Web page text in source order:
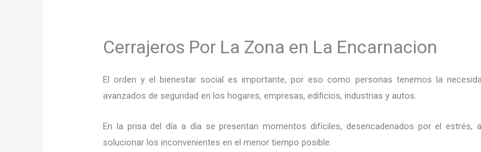
Cerrajeros Por La Zona en La Encarnacion
El orden y el bienestar social es importante, por eso como personas tenemos la
avanzados de seguridad en los hogares, empresas, edificios, industrias y autos.
En la prisa del día a día se presentan momentos difíciles, desencadenados por el estrés,
solucionar los inconvenientes en el menor tiempo posible.